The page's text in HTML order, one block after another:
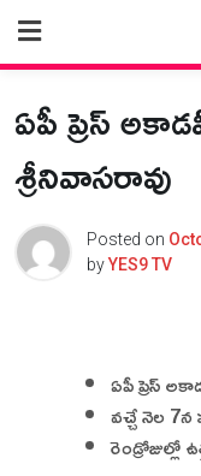
content
ఏపీ ప్రెస్
శ్రీనివాసరావు
Posted on
byYES9 TV
ఏపీ ప్రెస్
వచ్చే నెల
రెండ్రోజుల్లో